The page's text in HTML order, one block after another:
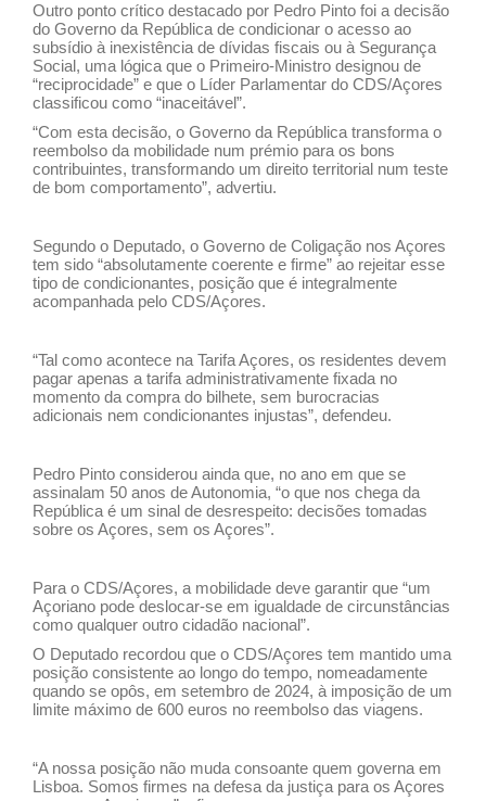
Outro ponto crítico destacado por Pedro Pinto foi a decisão
do Governo da República de condicionar o acesso ao
subsídio à inexistência de dívidas fiscais ou à Segurança
Social, uma lógica que o Primeiro-Ministro designou de
“reciprocidade” e que o Líder Parlamentar do CDS/Açores
classificou como “inaceitável”.
“Com esta decisão, o Governo da República transforma o
reembolso da mobilidade num prémio para os bons
contribuintes, transformando um direito territorial num teste
de bom comportamento”, advertiu.
Segundo o Deputado, o Governo de Coligação nos Açores
tem sido “absolutamente coerente e firme” ao rejeitar esse
tipo de condicionantes, posição que é integralmente
acompanhada pelo CDS/Açores.
“Tal como acontece na Tarifa Açores, os residentes devem
pagar apenas a tarifa administrativamente fixada no
momento da compra do bilhete, sem burocracias
adicionais nem condicionantes injustas”, defendeu.
Pedro Pinto considerou ainda que, no ano em que se
assinalam 50 anos de Autonomia, “o que nos chega da
República é um sinal de desrespeito: decisões tomadas
sobre os Açores, sem os Açores”.
Para o CDS/Açores, a mobilidade deve garantir que “um
Açoriano pode deslocar-se em igualdade de circunstâncias
como qualquer outro cidadão nacional”.
O Deputado recordou que o CDS/Açores tem mantido uma
posição consistente ao longo do tempo, nomeadamente
quando se opôs, em setembro de 2024, à imposição de um
limite máximo de 600 euros no reembolso das viagens.
“A nossa posição não muda consoante quem governa em
Lisboa. Somos firmes na defesa da justiça para os Açores